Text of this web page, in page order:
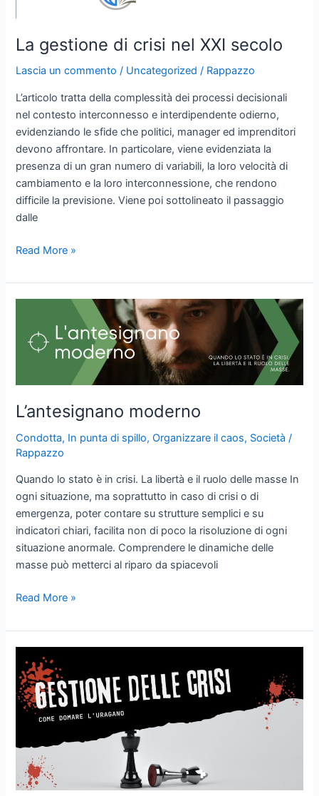
La gestione di crisi nel XXI secolo
Lascia un commento / Uncategorized / Rappazzo
L’articolo tratta della complessità dei processi decisionali
nel contesto interconnesso e interdipendente odierno,
evidenziando le sfide che politici, manager ed imprenditori
devono affrontare. In particolare, viene evidenziata la
presenza di un gran numero di variabili, la loro velocità di
cambiamento e la loro interconnessione, che rendono
difficile la previsione. Viene poi sottolineato il passaggio
dalle
La
di
crisi
XXI
secolo
Read More »
L’antesignano moderno
Condotta, In punta di spillo,Organizzare il caos, Società /
Rappazzo
Quando lo stato è in crisi. La libertà e il ruolo delle masse In
ogni situazione, ma soprattutto in caso di crisi o di
emergenza, poter contare su strutture semplici e su
indicatori chiari, facilita non di poco la risoluzione di ogni
situazione anormale. Comprendere le dinamiche delle
masse può metterci al riparo da spiacevoli
L’antesignano
Read More »